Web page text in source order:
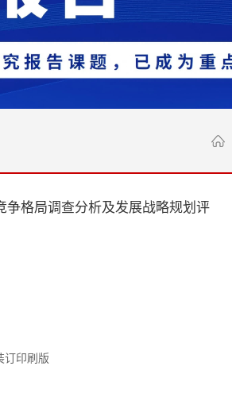
争格局调查分析及发展战略规划评
订印刷版